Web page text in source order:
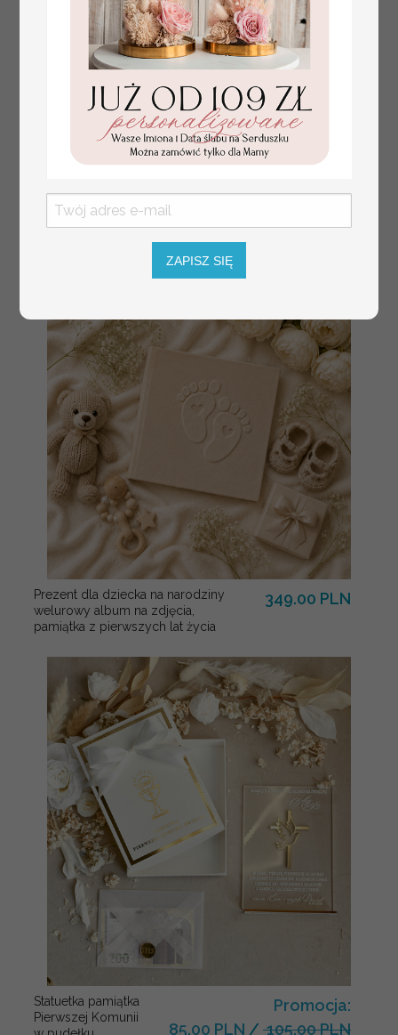
złote winietki na komunię, winietka
dekoracja stołu na komunii, komunijne
winietki z naturalnym kłosem
Prezent dla dziecka na narodziny
welurowy album na zdjęcia,
pamiątka z pierwszych lat życia
349.00 PLN
Statuetka pamiątka
Pierwszej Komunii
Promocja:
85.00 PLN / 105.00 PLN
ZAPISZ SIĘ